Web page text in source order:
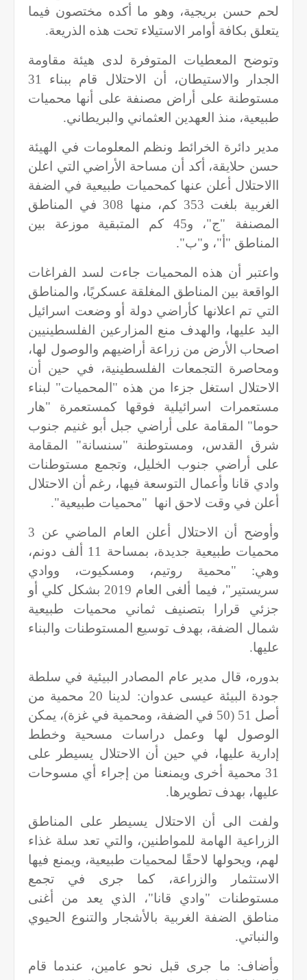
لحم حسن بريجية، وهو ما أكده مختصون فيما
يتعلق بكافة أوامر الاستيلاء تحت هذه الذريعة.
وتوضح المعطيات المتوفرة لدى هيئة مقاومة
الجدار والاستيطان، أن الاحتلال قام ببناء 31
مستوطنة على أراض مصنفة على أنها محميات
طبيعية، منذ العهدين العثماني والبريطاني.
مدير دائرة الخرائط ونظم المعلومات في الهيئة
حسن حلايقة، أكد أن مساحة الأراضي التي اعلن
االاحتلال أعلن عنها كمحميات طبيعية في الضفة
الغربية بلغت 353 كم، منها 308 في المناطق
المصنفة "ج"، و45 كم المتبقية موزعة بين
المناطق "أ"، و"ب".
واعتبر أن هذه المحميات جاءت لسد الفراغات
الواقعة بين المناطق المغلقة عسكريًا، والمناطق
التي تم اعلانها كأراضي دولة أو وضعت اسرائيل
اليد عليها، والهدف منع المزارعين الفلسطينيين
اصحاب الأرض من زراعة أراضيهم والوصول لها،
ومحاصرة التجمعات الفلسطينية، في حين أن
الاحتلال استغل جزءا من هذه "المحميات" لبناء
مستعمرات اسرائيلية فوقها كمستعمرة "هار
حوما" المقامة على أراضي جبل أبو غنيم جنوب
شرق القدس، ومستوطنة "سنسانة" المقامة
على أراضي جنوب الخليل، وتجمع مستوطنات
وادي قانا وأعمال التوسعة فيها، رغم أن الاحتلال
أعلن في وقت لاحق انها "محميات طبيعية".
وأوضح أن الاحتلال أعلن العام الماضي عن 3
محميات طبيعية جديدة، بمساحة 11 ألف دونم،
وهي: "محمية روتيم، ومسكيوت، ووادي
سريستير"، فيما ألغى العام 2019 بشكل كلي أو
جزئي قرارا بتصنيف ثماني محميات طبيعية
شمال الضفة، بهدف توسيع المستوطنات والبناء
عليها.
بدوره، قال مدير عام المصادر البيئية في سلطة
جودة البيئة عيسى عدوان: لدينا 20 محمية من
أصل 51 (50 في الضفة، ومحمية في غزة)، يمكن
الوصول لها وعمل دراسات مسحية وخطط
إدارية عليها، في حين أن الاحتلال يسيطر على
31 محمية أخرى ويمنعنا من إجراء أي مسوحات
عليها، بهدف تطويرها.
ولفت الى أن الاحتلال يسيطر على المناطق
الزراعية الهامة للمواطنين، والتي تعد سلة غذاء
لهم، ويحولها لاحقًا لمحميات طبيعية، ويمنع فيها
الاستثمار والزراعة، كما جرى في تجمع
مستوطنات "وادي قانا"، الذي يعد من أغنى
مناطق الضفة الغربية بالأشجار والتنوع الحيوي
والنباتي.
وأضاف: ما جرى قبل نحو عامين، عندما قام